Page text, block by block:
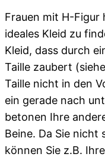
Frauen mit H-Figur
ideales Kleid zu
Kleid, dass durch
Taille zaubert
Taille nicht in den
ein gerade nach
betonen Ihre
Beine. Da Sie nicht
können Sie z.B.